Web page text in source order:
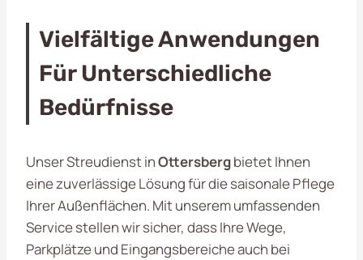
Vielfältige Anwendungen
Für Unterschiedliche
Bedürfnisse
Unser Streudienst inOttersbergbietet Ihnen
eine zuverlässige Lösung für die saisonale Pflege
Ihrer Außenflächen. Mit unserem umfassenden
Service stellen wir sicher, dass Ihre Wege,
Parkplätze und Eingangsbereiche auch bei